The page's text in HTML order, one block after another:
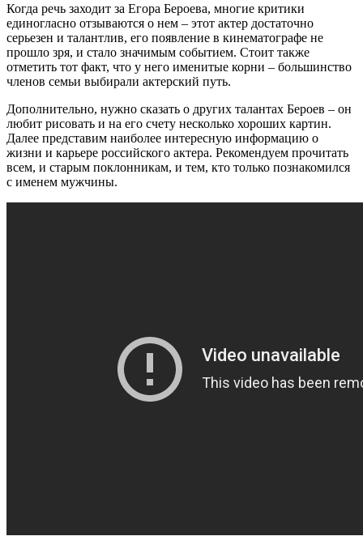
Когда речь заходит за Егора Бероева, многие критики
единогласно отзываются о нем – этот актер достаточно
серьезен и талантлив, его появление в кинематографе не
прошло зря, и стало значимым событием. Стоит также
отметить тот факт, что у него именитые корни – большинство
членов семьи выбирали актерский путь.
Дополнительно, нужно сказать о других талантах Бероев – он
любит рисовать и на его счету несколько хороших картин.
Далее представим наиболее интересную информацию о
жизни и карьере российского актера. Рекомендуем прочитать
всем, и старым поклонникам, и тем, кто только познакомился
с именем мужчины.